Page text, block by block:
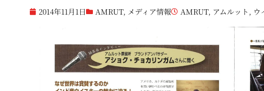
2014年11月1日 AMRUT, メディア情報 AMRUT, アムルット, ウ